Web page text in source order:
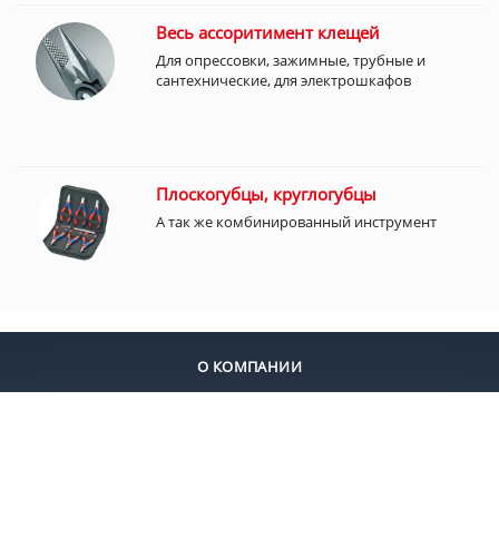
Весь ассоритимент клещей
Для опрессовки, зажимные, трубные и
сантехнические, для электрошкафов
Плоскогубцы, круглогубцы
А так же комбинированный инструмент
О КОМПАНИИ